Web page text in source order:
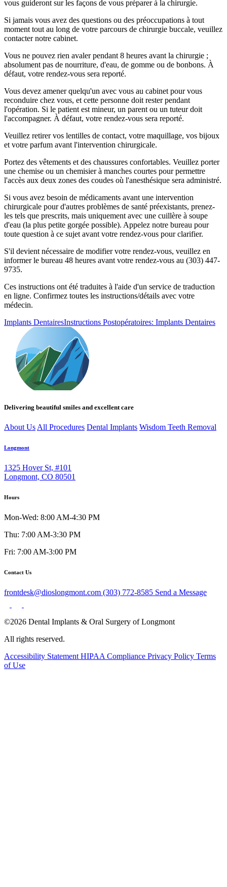
vous guideront sur les façons de vous préparer à la chirurgie.
Si jamais vous avez des questions ou des préoccupations à tout
moment tout au long de votre parcours de chirurgie buccale, veuillez
contacter notre cabinet.
Vous ne pouvez rien avaler pendant 8 heures avant la chirurgie ;
absolument pas de nourriture, d'eau, de gomme ou de bonbons. À
défaut, votre rendez-vous sera reporté.
Vous devez amener quelqu'un avec vous au cabinet pour vous
reconduire chez vous, et cette personne doit rester pendant
l'opération. Si le patient est mineur, un parent ou un tuteur doit
l'accompagner. À défaut, votre rendez-vous sera reporté.
Veuillez retirer vos lentilles de contact, votre maquillage, vos bijoux
et votre parfum avant l'intervention chirurgicale.
Portez des vêtements et des chaussures confortables. Veuillez porter
une chemise ou un chemisier à manches courtes pour permettre
l'accès aux deux zones des coudes où l'anesthésique sera administré.
Si vous avez besoin de médicaments avant une intervention
chirurgicale pour d'autres problèmes de santé préexistants, prenez-
les tels que prescrits, mais uniquement avec une cuillère à soupe
d'eau (la plus petite gorgée possible). Appelez notre bureau pour
toute question à ce sujet avant votre rendez-vous pour clarifier.
S'il devient nécessaire de modifier votre rendez-vous, veuillez en
informer le bureau 48 heures avant votre rendez-vous au (303) 447-
9735.
Ces instructions ont été traduites à l'aide d'un service de traduction
en ligne. Confirmez toutes les instructions/détails avec votre
médecin.
Implants DentairesInstructions Postopératoires: Implants Dentaires
Delivering beautiful smiles and excellent care
About Us All Procedures Dental Implants Wisdom Teeth Removal
Longmont
1325 Hover St, #101
Longmont, CO 80501
Hours
Mon-Wed: 8:00 AM-4:30 PM
Thu: 7:00 AM-3:30 PM
Fri: 7:00 AM-3:00 PM
Contact Us
frontdesk@dioslongmont.com (303) 772-8585 Send a Message
©2026 Dental Implants & Oral Surgery of Longmont
All rights reserved.
Accessibility Statement HIPAA Compliance Privacy Policy Terms
of Use